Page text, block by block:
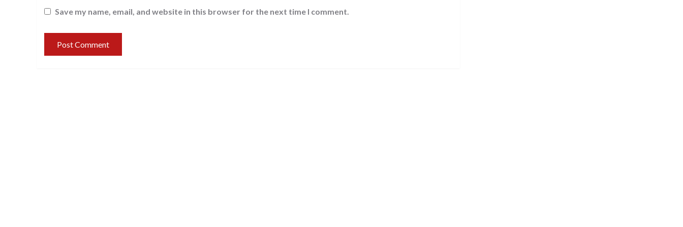
Save my name, email, and website in this browser for the next time I comment.